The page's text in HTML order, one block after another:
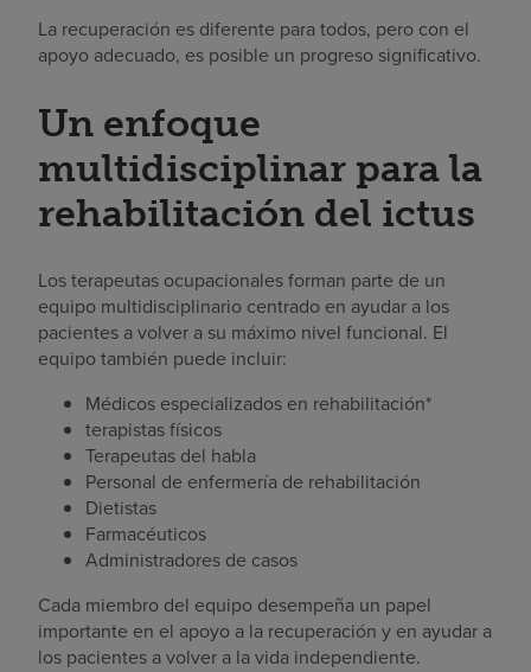
La recuperación es diferente para todos, pero con el
apoyo adecuado, es posible un progreso significativo.
Un enfoque
multidisciplinar para la
rehabilitación del ictus
Los terapeutas ocupacionales forman parte de un
equipo multidisciplinario centrado en ayudar a los
pacientes a volver a su máximo nivel funcional. El
equipo también puede incluir:
Médicos especializados en rehabilitación*
terapistas físicos
Terapeutas del habla
Personal de enfermería de rehabilitación
Dietistas
Farmacéuticos
Administradores de casos
Cada miembro del equipo desempeña un papel
importante en el apoyo a la recuperación y en ayudar a
los pacientes a volver a la vida independiente.